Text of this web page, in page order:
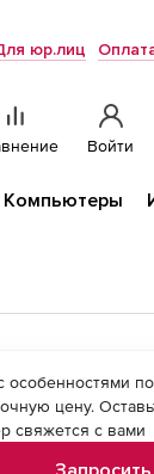
юр.лиц
Войти
Компьютеры
особенностями
цену.
свяжется с вами